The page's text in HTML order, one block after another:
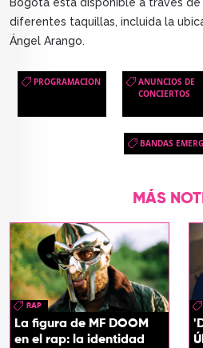
Bogotá está disponible a través de
diferentes taquillas, incluida la
Ángel Arango.
PROGRAMACION
ANUNCIOS DE
CONCIERTOS
BANDAS
MÁS
RAP
La figura de MF DOOM
en el rap: la identidad